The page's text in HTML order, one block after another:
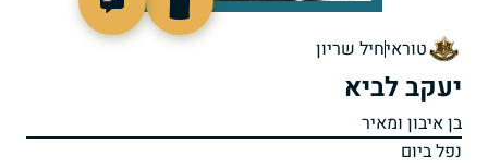
טוראיחיל שריון
יעקב לביא
בן איבון ומאיר
נפל ביום